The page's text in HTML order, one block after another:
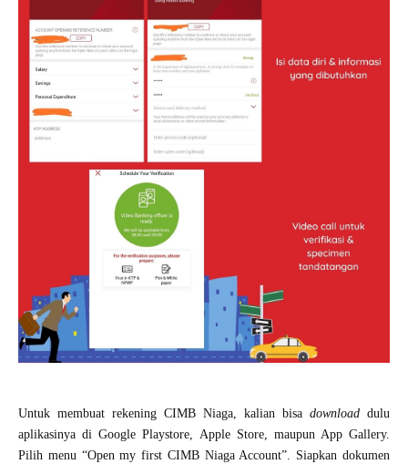
Untuk membuat rekening CIMB Niaga, kalian bisa download dulu
aplikasinya di Google Playstore, Apple Store, maupun App Gallery.
Pilih menu “Open my first CIMB Niaga Account”. Siapkan dokumen